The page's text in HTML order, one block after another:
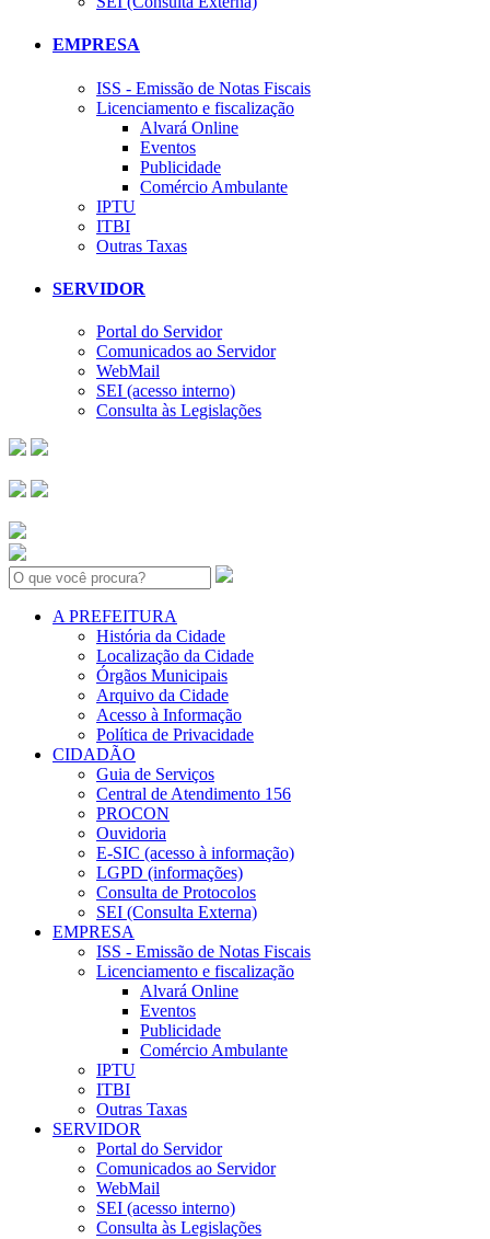
EMPRESA
ISS - Emissão de Notas Fiscais
Licenciamento e fiscalização
Alvará Online
Eventos
Publicidade
Comércio Ambulante
IPTU
ITBI
Outras Taxas
SERVIDOR
Portal do Servidor
Comunicados ao Servidor
WebMail
SEI (acesso interno)
Consulta às Legislações
Search:
A PREFEITURA
História da Cidade
Localização da Cidade
Órgãos Municipais
Arquivo da Cidade
Acesso à Informação
Política de Privacidade
CIDADÃO
Guia de Serviços
Central de Atendimento 156
PROCON
Ouvidoria
E-SIC (acesso à informação)
LGPD (informações)
Consulta de Protocolos
SEI (Consulta Externa)
EMPRESA
ISS - Emissão de Notas Fiscais
Licenciamento e fiscalização
Alvará Online
Eventos
Publicidade
Comércio Ambulante
IPTU
ITBI
Outras Taxas
SERVIDOR
Portal do Servidor
Comunicados ao Servidor
WebMail
SEI (acesso interno)
Consulta às Legislações